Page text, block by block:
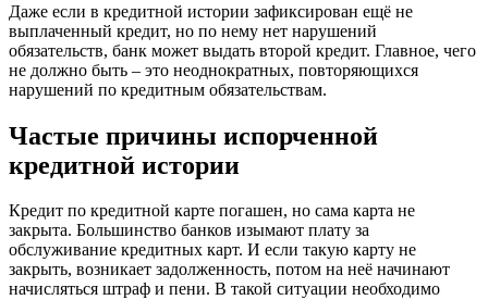
Даже если в кредитной истории зафиксирован ещё не
выплаченный кредит, но по нему нет нарушений
обязательств, банк может выдать второй кредит. Главное, чего
не должно быть – это неоднократных, повторяющихся
нарушений по кредитным обязательствам.
Частые причины испорченной
кредитной истории
Кредит по кредитной карте погашен, но сама карта не
закрыта. Большинство банков изымают плату за
обслуживание кредитных карт. И если такую карту не
закрыть, возникает задолженность, потом на неё начинают
начисляться штраф и пени. В такой ситуации необходимо